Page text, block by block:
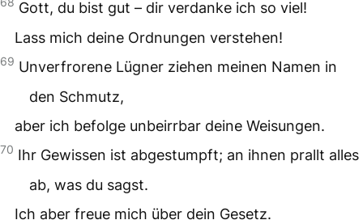
Gott, du bist gut – dir verdanke ich so viel!
Lass mich deine Ordnungen verstehen!
69 Unverfrorene Lügner ziehen meinen Namen in
den Schmutz,
aber ich befolge unbeirrbar deine Weisungen.
70 Ihr Gewissen ist abgestumpft; an ihnen prallt alles
ab, was du sagst.
Ich aber freue mich über dein Gesetz.